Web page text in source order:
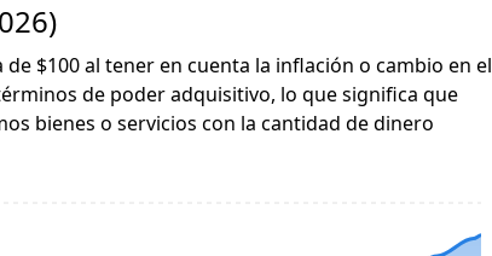
$100 al tener en cuenta la inflación o cambio en el
de poder adquisitivo, lo que significa que
bienes o servicios con la cantidad de dinero